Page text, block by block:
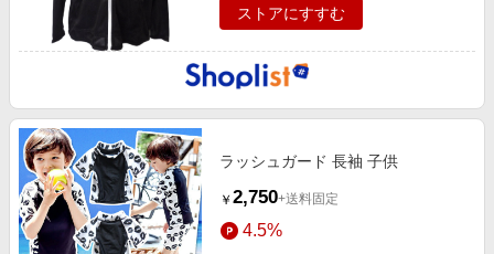
ストアにすすむ
ラッシュガード 長袖 子供
￥ 2,750+送料固定
4.5%